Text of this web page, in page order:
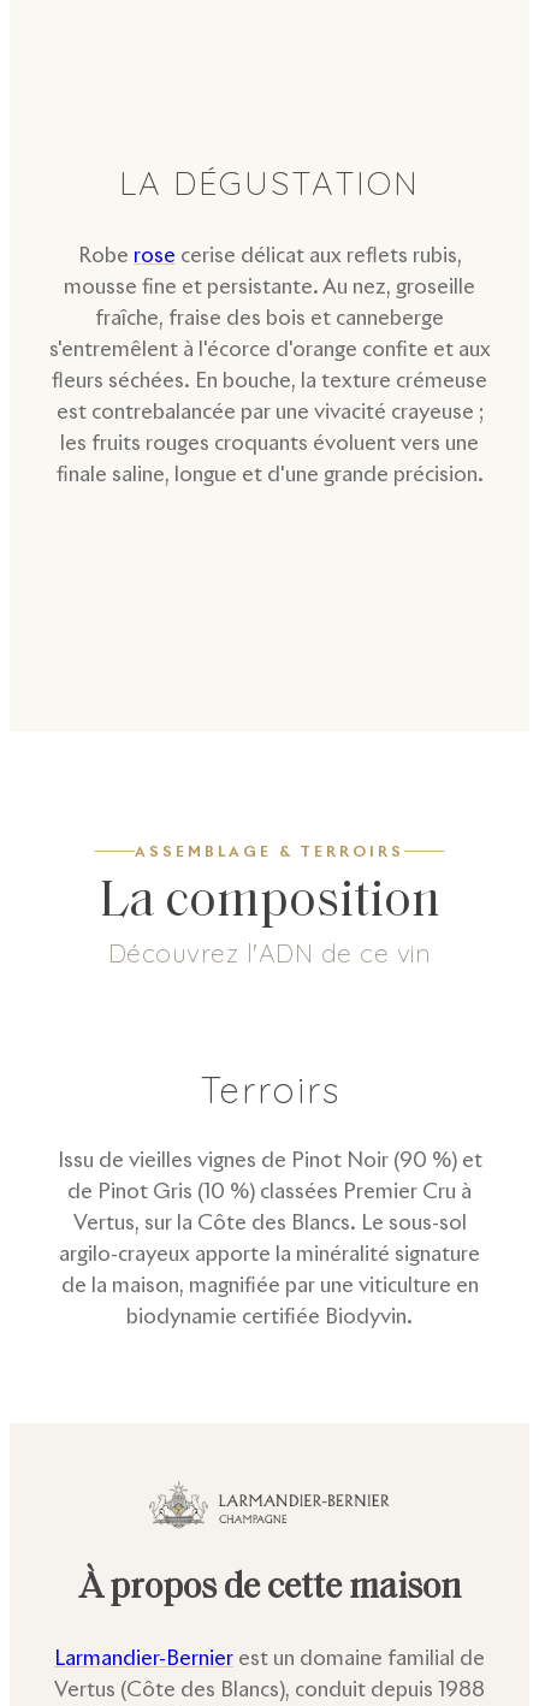
LA DÉGUSTATION
Robe rose cerise délicat aux reflets rubis,
mousse fine et persistante. Au nez, groseille
fraîche, fraise des bois et canneberge
s'entremêlent à l'écorce d'orange confite et aux
fleurs séchées. En bouche, la texture crémeuse
est contrebalancée par une vivacité crayeuse ;
les fruits rouges croquants évoluent vers une
finale saline, longue et d'une grande précision.
ASSEMBLAGE & TERROIRS
La composition
Découvrez l'ADN de ce vin
Terroirs
Issu de vieilles vignes de Pinot Noir (90 %) et
de Pinot Gris (10 %) classées Premier Cru à
Vertus, sur la Côte des Blancs. Le sous-sol
argilo-crayeux apporte la minéralité signature
de la maison, magnifiée par une viticulture en
biodynamie certifiée Biodyvin.
À propos de cette maison
Larmandier-Bernier est un domaine familial de
Vertus (Côte des Blancs), conduit depuis 1988